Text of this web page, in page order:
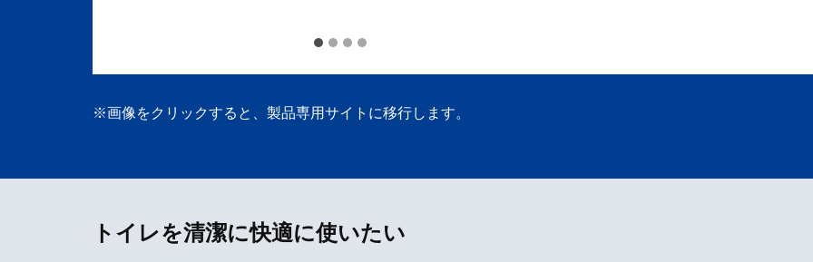
※画像をクリックすると、製品専用サイトに移行します。
トイレを清潔に快適に使いたい